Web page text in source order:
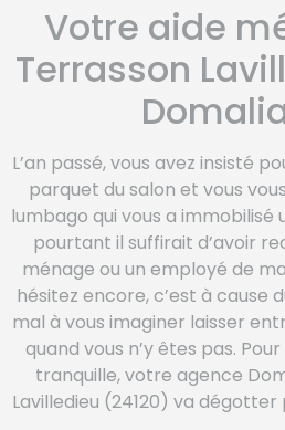
Votre aide
Terrasson
L’an passé, vous avez insisté
parquet du salon et vous
lumbago qui vous a immobilisé
pourtant il suffirait d’avoir
ménage ou un employé de
hésitez encore, c’est à cause
mal à vous imaginer laisser
quand vous n’y êtes pas.
tranquille, votre agence
Lavilledieu (24120) va